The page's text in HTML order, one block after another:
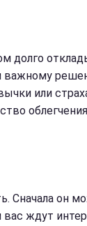
долго
важному
или
Сначала он
вас ждут